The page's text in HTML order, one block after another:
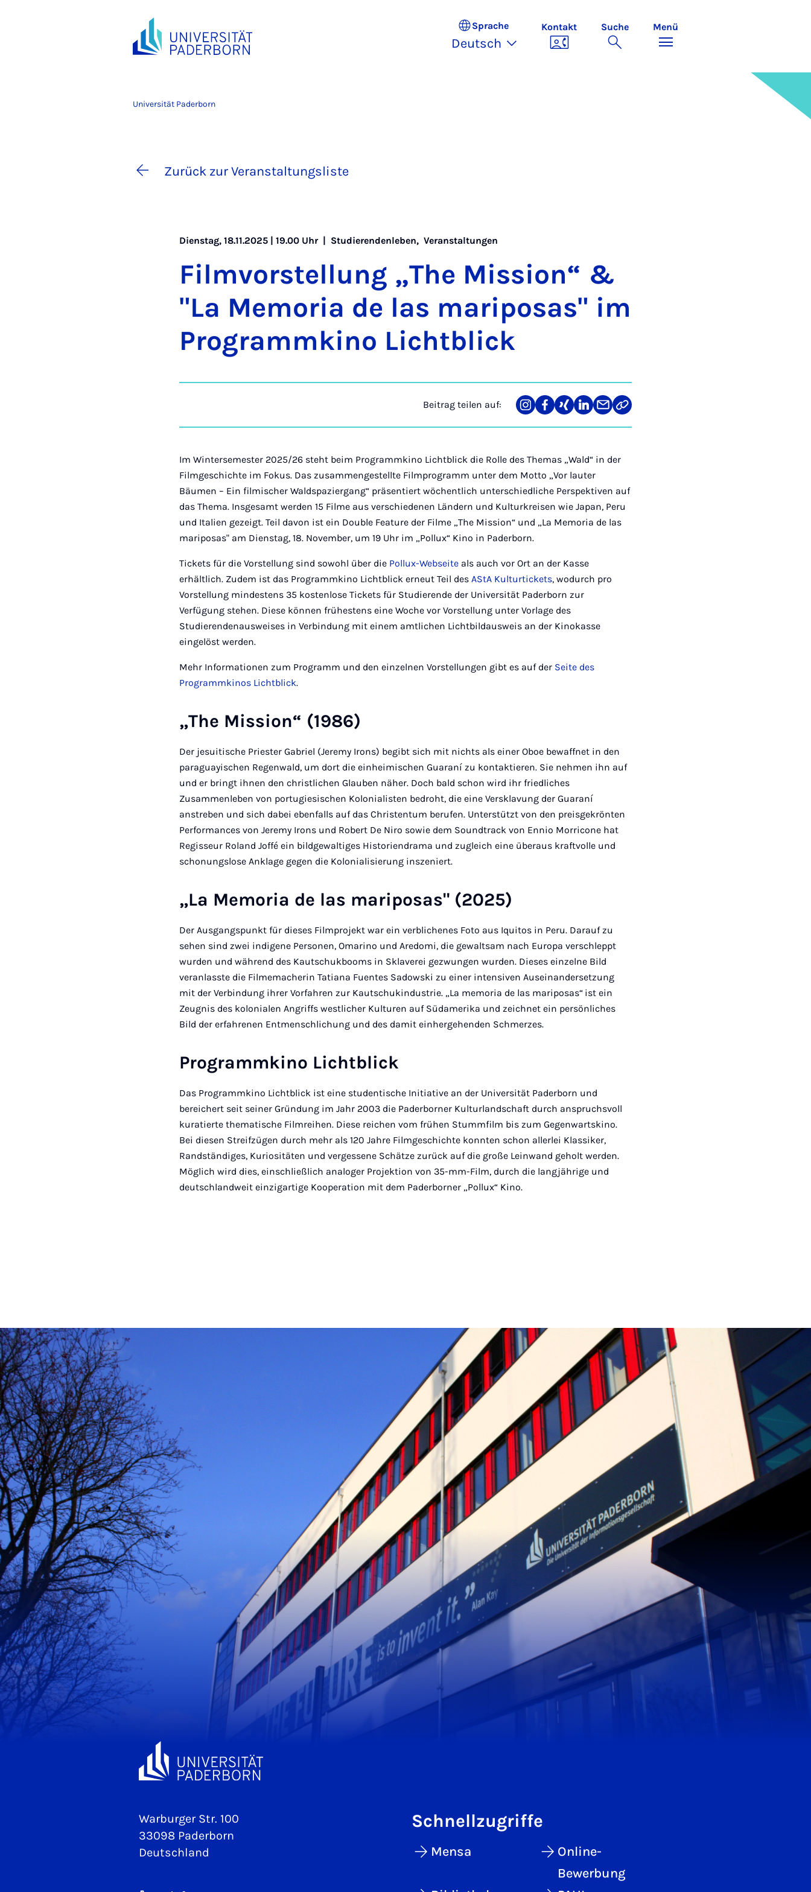
Sprache
Deutsch
Kontakt Suche Menü
Universität Paderborn
Zurück zur Veranstaltungsliste
Dienstag, 18.11.2025 | 19.00 Uhr | Studierendenleben,Veranstaltungen
Film­vor­stel­lung „The Missi­on“ &
"La Me­mo­ria de las ma­ri­po­sas" im
Pro­gramm­ki­no Licht­blick
Beitrag teilen auf:
Teilen
auf
Teilen
auf
Teilen
auf
Teilen
auf
Teilen
über
Mail
Link
kopieren
Im Wintersemester 2025/26 steht beim Programmkino Lichtblick die Rolle des Themas „Wald“ in der
Filmgeschichte im Fokus. Das zusammengestellte Filmprogramm unter dem Motto „Vor lauter
Bäumen – Ein filmischer Waldspaziergang“ präsentiert wöchentlich unterschiedliche Perspektiven auf
das Thema. Insgesamt werden 15 Filme aus verschiedenen Ländern und Kulturkreisen wie Japan, Peru
und Italien gezeigt. Teil davon ist ein Double Feature der Filme „The Mission“ und „La Memoria de las
mariposas" am Dienstag, 18. November, um 19 Uhr im „Pollux“ Kino in Paderborn.
Tickets für die Vorstellung sind sowohl über die Pollux-Webseite als auch vor Ort an der Kasse
erhältlich. Zudem ist das Programmkino Lichtblick erneut Teil desAStA Kulturtickets, wodurch pro
Vorstellung mindestens 35 kostenlose Tickets für Studierende der Universität Paderborn zur
Verfügung stehen. Diese können frühestens eine Woche vor Vorstellung unter Vorlage des
Studierendenausweises in Verbindung mit einem amtlichen Lichtbildausweis an der Kinokasse
eingelöst werden.
Mehr Informationen zum Programm und den einzelnen Vorstellungen gibt es auf der Seite des
Programmkinos Lichtblick.
„The Mission“ (1986)
Der jesuitische Priester Gabriel (Jeremy Irons) begibt sich mit nichts als einer Oboe bewaffnet in den
paraguayischen Regenwald, um dort die einheimischen Guaraní zu kontaktieren. Sie nehmen ihn auf
und er bringt ihnen den christlichen Glauben näher. Doch bald schon wird ihr friedliches
Zusammenleben von portugiesischen Kolonialisten bedroht, die eine Versklavung der Guaraní
anstreben und sich dabei ebenfalls auf das Christentum berufen. Unterstützt von den preisgekrönten
Performances von Jeremy Irons und Robert De Niro sowie dem Soundtrack von Ennio Morricone hat
Regisseur Roland Joffé ein bildgewaltiges Historiendrama und zugleich eine überaus kraftvolle und
schonungslose Anklage gegen die Kolonialisierung inszeniert.
„La Memoria de las mariposas" (2025)
Der Ausgangspunkt für dieses Filmprojekt war ein verblichenes Foto aus Iquitos in Peru. Darauf zu
sehen sind zwei indigene Personen, Omarino und Aredomi, die gewaltsam nach Europa verschleppt
wurden und während des Kautschukbooms in Sklaverei gezwungen wurden. Dieses einzelne Bild
veranlasste die Filmemacherin Tatiana Fuentes Sadowski zu einer intensiven Auseinandersetzung
mit der Verbindung ihrer Vorfahren zur Kautschukindustrie. „La memoria de las mariposas“ ist ein
Zeugnis des kolonialen Angriffs westlicher Kulturen auf Südamerika und zeichnet ein persönliches
Bild der erfahrenen Entmenschlichung und des damit einhergehenden Schmerzes.
Programmkino Lichtblick
Das Programmkino Lichtblick ist eine studentische Initiative an der Universität Paderborn und
bereichert seit seiner Gründung im Jahr 2003 die Paderborner Kulturlandschaft durch anspruchsvoll
kuratierte thematische Filmreihen. Diese reichen vom frühen Stummfilm bis zum Gegenwartskino.
Bei diesen Streifzügen durch mehr als 120 Jahre Filmgeschichte konnten schon allerlei Klassiker,
Randständiges, Kuriositäten und vergessene Schätze zurück auf die große Leinwand geholt werden.
Möglich wird dies, einschließlich analoger Projektion von 35-mm-Film, durch die langjährige und
deutschlandweit einzigartige Kooperation mit dem Paderborner „Pollux“ Kino.
Warburger Str. 100
33098 Paderborn
Deutschland
Schnellzugriffe
Mensa
Online-
Bewerbung